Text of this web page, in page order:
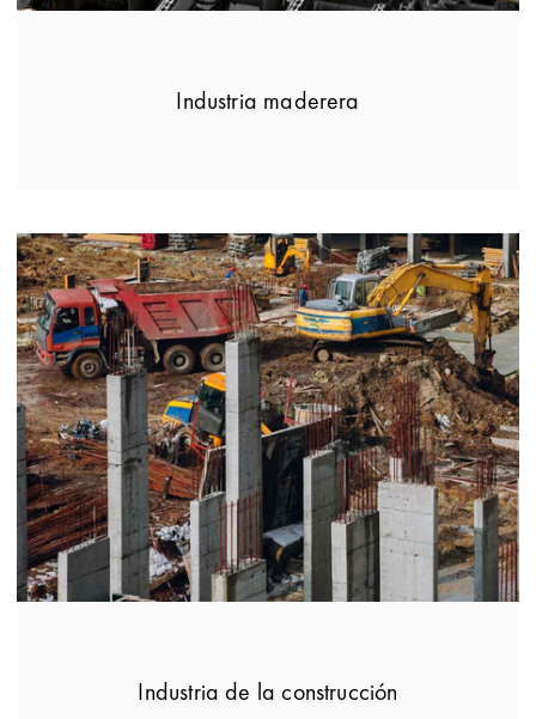
Industria maderera
Industria de la construcción